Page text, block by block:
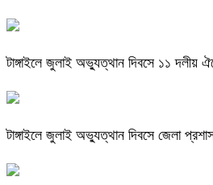
টাঙ্গাইলে জুলাই অভ্যুত্থান দিবসে ১১ দলীয়
টাঙ্গাইলে জুলাই অভ্যুত্থান দিবসে জেলা